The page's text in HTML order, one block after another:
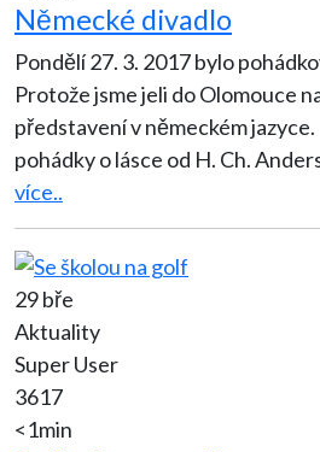
Německé divadlo
Pondělí 27. 3. 2017 bylo
Protože jsme jeli do Olomouce
představení v německém jazyce. Námětem byly tři
pohádky o lásce od H. Ch.
více..
29 bře
Aktuality
Super User
3617
<1min